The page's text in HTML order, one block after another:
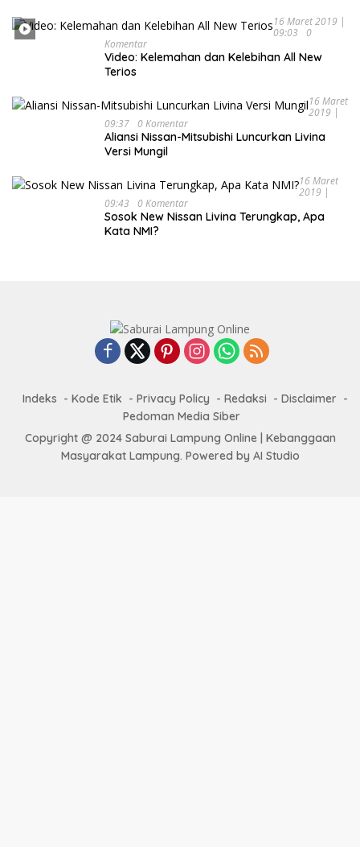
16 Maret 2019 |
09:03
0
Komentar
Video: Kelemahan dan Kelebihan All New
Terios
16 Maret
2019 |
09:37 0 Komentar
Aliansi Nissan-Mitsubishi Luncurkan Livina
Versi Mungil
16 Maret
2019 |
09:43
0 Komentar
Sosok New Nissan Livina Terungkap, Apa
Kata NMI?
Indeks Kode Etik Privacy Policy Redaksi
Disclaimer
Pedoman Media Siber
Copyright @ 2024 Saburai Lampung Online | Kebanggaan
Masyarakat Lampung. Powered by AI Studio